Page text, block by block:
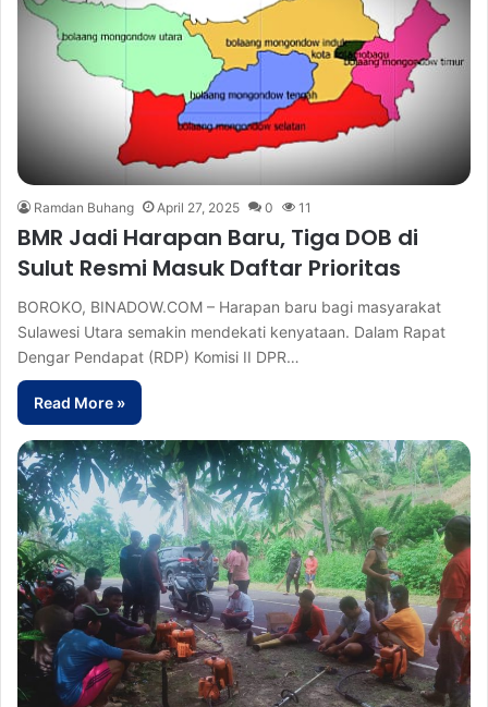
Ramdan Buhang April 27, 2025 0 11
BMR Jadi Harapan Baru, Tiga DOB di
Sulut Resmi Masuk Daftar Prioritas
BOROKO, BINADOW.COM – Harapan baru bagi masyarakat
Sulawesi Utara semakin mendekati kenyataan. Dalam Rapat
Dengar Pendapat (RDP) Komisi II DPR…
Read More »